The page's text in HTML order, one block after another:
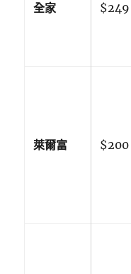
全家 $249
萊爾富 $200